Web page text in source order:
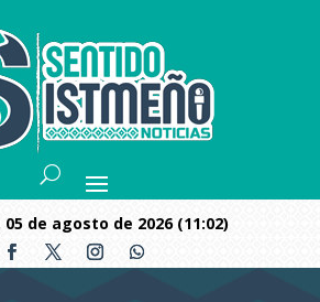
05 de agosto de 2026 (11:02)